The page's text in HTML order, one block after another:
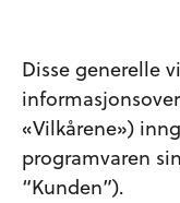
Disse generelle
«Vilkårene»)
programvaren
“Kunden”).